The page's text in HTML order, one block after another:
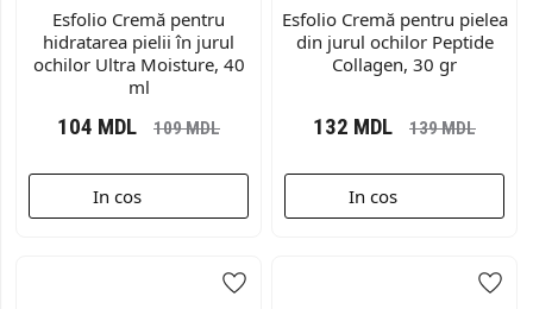
Esfolio Cremă pentru
hidratarea pielii în jurul
ochilor Ultra Moisture, 40
ml
104 MDL 109MDL
In cos
Esfolio Cremă pentru pielea
din jurul ochilor Peptide
Collagen, 30 gr
132 MDL 139MDL
In cos